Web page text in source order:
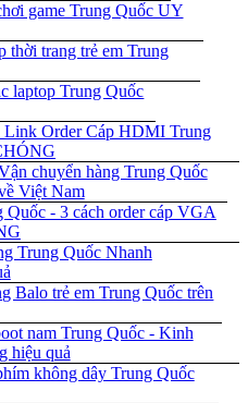
game Trung Quốc UY
thời trang trẻ em Trung
laptop Trung Quốc
Order Cáp HDMI Trung
chuyển hàng Trung Quốc
Việt Nam
- 3 cách order cáp VGA
Trung Quốc Nhanh
Balo trẻ em Trung Quốc trên
nam Trung Quốc - Kinh
hiệu quả
không dây Trung Quốc